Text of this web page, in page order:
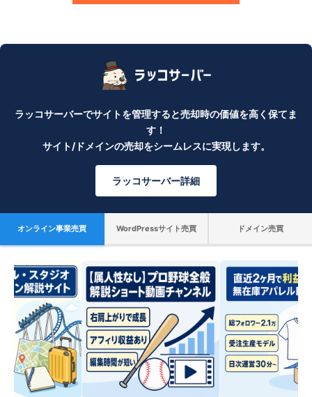
ラッコサーバーでサイトを管理すると売却時の価値を高く保てま
す！
サイト/ドメインの売却をシームレスに実現します。
ラッコサーバー詳細
オンライン事業売買 WordPressサイト売買 ドメイン売買